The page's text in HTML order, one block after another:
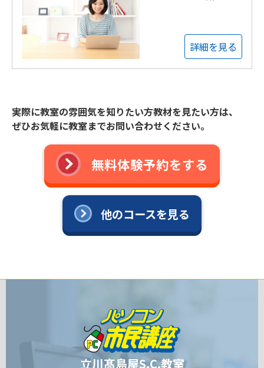
詳細を見る
実際に教室の雰囲気を知りたい方教材を見たい方は、
ぜひお気軽に教室までお問い合わせください。
無料体験予約をする
他のコースを見る
立川髙島屋S.C.教室